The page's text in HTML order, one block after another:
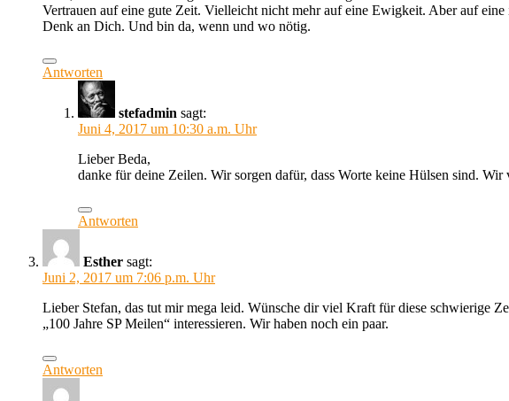
Vertrauen auf eine gute Zeit. Vielleicht nicht mehr auf eine Ewigkeit. Aber auf eine
Denk an Dich. Und bin da, wenn und wo nötig.
Antworten
stefadmin sagt:
Juni 4, 2017 um 10:30 a.m. Uhr
Lieber Beda,
danke für deine Zeilen. Wir sorgen dafür, dass Worte keine Hülsen sind. Wir
Antworten
Esther sagt:
Juni 2, 2017 um 7:06 p.m. Uhr
Lieber Stefan, das tut mir mega leid. Wünsche dir viel Kraft für diese schwierige
„100 Jahre SP Meilen“ interessieren. Wir haben noch ein paar.
Antworten